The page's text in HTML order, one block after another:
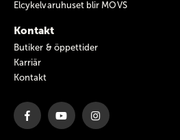
Elcykelvaruhuset blir MOVS
Kontakt
Butiker & öppettider
Karriär
Kontakt